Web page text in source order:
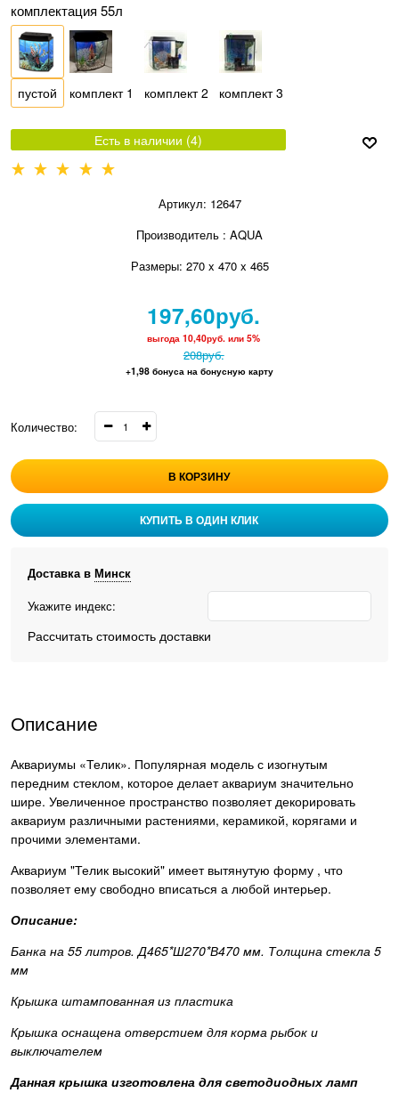
комплектация 55л
пустой комплект 1 комплект 2 комплект 3
Есть в наличии (4)
Артикул: 12647
Производитель : AQUA
Размеры: 270 x 470 x 465
208руб.
197,60руб.
выгода10,40руб. или5%
+1,98 бонуса на бонусную карту
Количество:
В КОРЗИНУ
КУПИТЬ В ОДИН КЛИК
Доставка в Минск
Укажите индекс:
Рассчитать стоимость доставки
Описание
Аквариумы «Телик». Популярная модель с изогнутым
передним стеклом, которое делает аквариум значительно
шире. Увеличенное пространство позволяет декорировать
аквариум различными растениями, керамикой, корягами и
прочими элементами.
Аквариум "Телик высокий" имеет вытянутую форму , что
позволяет ему свободно вписаться а любой интерьер.
Описание:
Банка на 55 литров. Д465*Ш270*В470 мм. Толщина стекла 5
мм
Крышка штампованная из пластика
Крышка оснащена отверстием для корма рыбок и
выключателем
Данная крышка изготовлена для светодиодных ламп